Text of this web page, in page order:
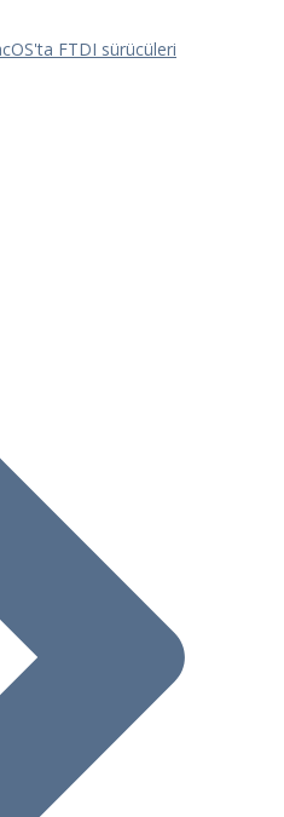
FTDI sürücüleri